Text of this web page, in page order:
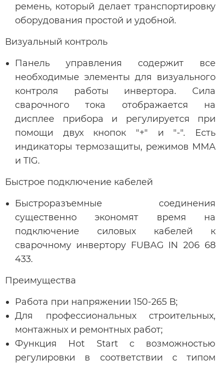
ремень, который делает транспортировку
оборудования простой и удобной.
Визуальный контроль
Панель управления содержит все
необходимые элементы для визуального
контроля работы инвертора. Сила
сварочного тока отображается на
дисплее прибора и регулируется при
помощи двух кнопок "+" и "-". Есть
индикаторы термозащиты, режимов ММА
и TIG.
Быстрое подключение кабелей
Быстроразъемные соединения
существенно экономят время на
подключение силовых кабелей к
сварочному инвертору FUBAG IN 206 68
433.
Преимущества
Работа при напряжении 150-265 В;
Для профессиональных строительных,
монтажных и ремонтных работ;
Функция Hot Start с возможностью
регулировки в соответствии с типом